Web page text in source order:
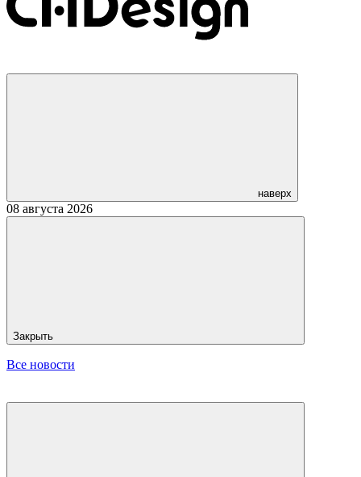
наверх
08 августа 2026
Закрыть
Все новости